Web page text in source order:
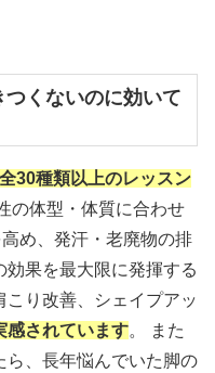
くないのに効いて
全30種類以上のレッスン
の体型・体質に合わせ
め、発汗・老廃物の排
果を最大限に発揮する
り改善、シェイプアッ
感されています。 また
ら、長年悩んでいた脚の